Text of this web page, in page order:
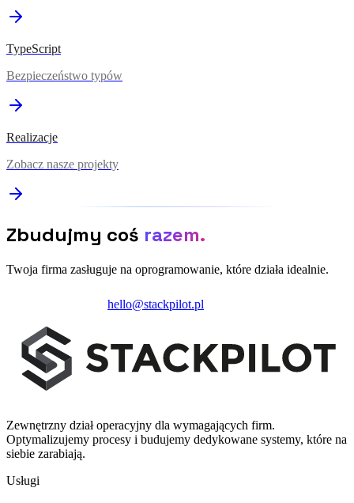
TypeScript
Bezpieczeństwo typów
Realizacje
Zobacz nasze projekty
Zbudujmy coś razem.
Twoja firma zasługuje na oprogramowanie, które działa idealnie.
hello@stackpilot.pl
Zewnętrzny dział operacyjny dla wymagających firm.
Optymalizujemy procesy i budujemy dedykowane systemy, które na
siebie zarabiają.
Usługi